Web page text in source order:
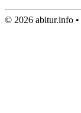
© 2026 abitur.info •